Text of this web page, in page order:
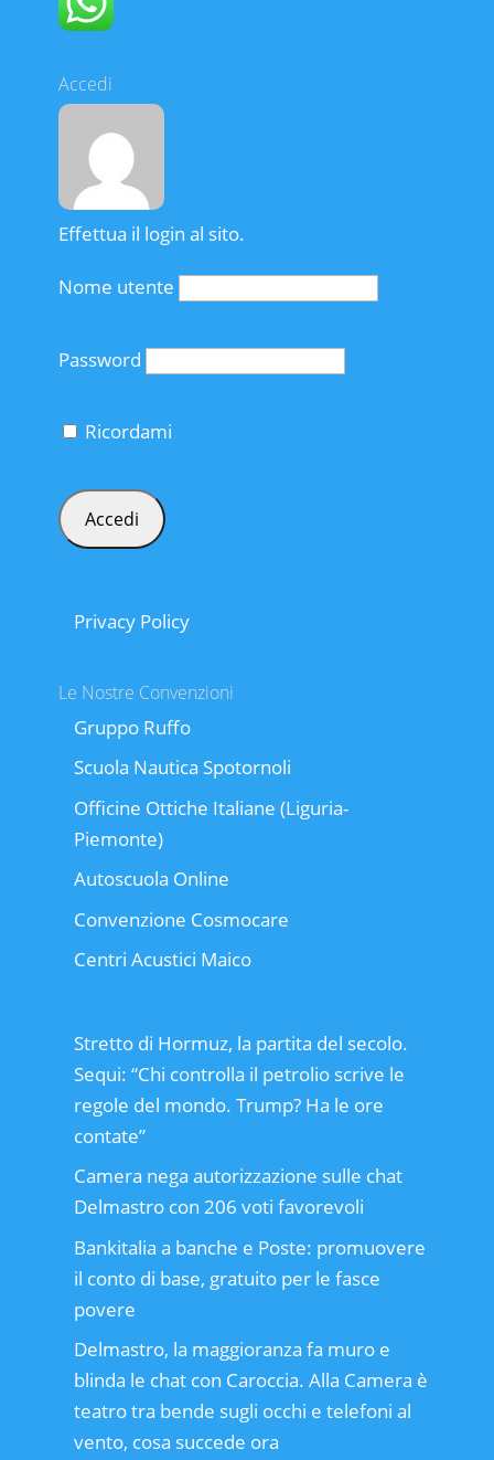
Accedi
Effettua il login al sito.
Nome utente
Password
Ricordami
Privacy Policy
Le Nostre Convenzioni
Gruppo Ruffo
Scuola Nautica Spotornoli
Officine Ottiche Italiane (Liguria-
Piemonte)
Autoscuola Online
Convenzione Cosmocare
Centri Acustici Maico
Stretto di Hormuz, la partita del secolo.
Sequi: “Chi controlla il petrolio scrive le
regole del mondo. Trump? Ha le ore
contate”
Camera nega autorizzazione sulle chat
Delmastro con 206 voti favorevoli
Bankitalia a banche e Poste: promuovere
il conto di base, gratuito per le fasce
povere
Delmastro, la maggioranza fa muro e
blinda le chat con Caroccia. Alla Camera è
teatro tra bende sugli occhi e telefoni al
vento, cosa succede ora